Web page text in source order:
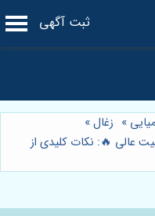
ثبت آگهی
» زغال»
عالی 🔥: نکات کلیدی از